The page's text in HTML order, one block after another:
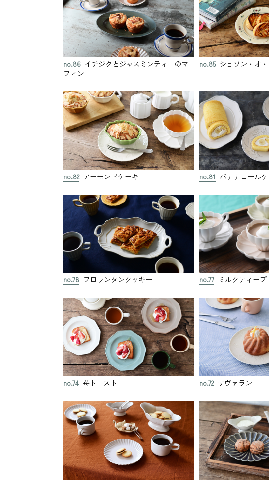
no.86 イチジクとジャスミンティーのマ
フィン
no.85 ショソン・オ
no.82 アーモンドケーキ no.81 バナナロール
no.78 フロランタンクッキー no.77 ミルクティープ
no.74 苺トースト no.72 サヴァラン